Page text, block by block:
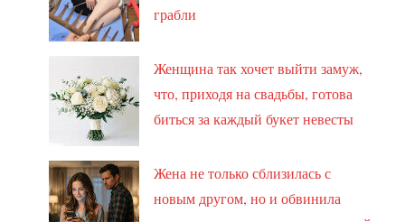
грабли
Женщина так хочет выйти замуж,
что, приходя на свадьбы, готова
биться за каждый букет невесты
Жена не только сблизилась с
новым другом, но и обвинила